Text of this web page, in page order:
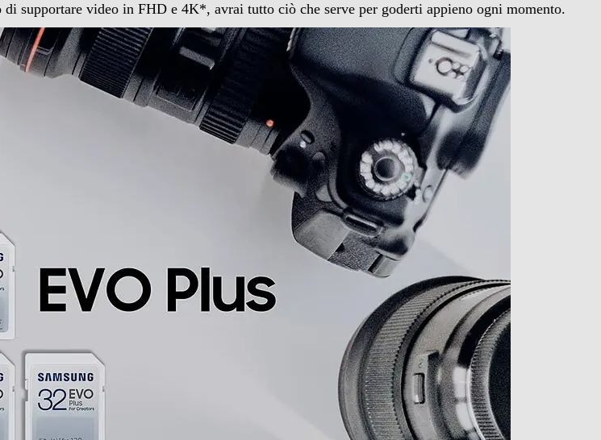
supportare video in FHD e 4K*, avrai tutto ciò che serve per goderti appieno ogni momento.